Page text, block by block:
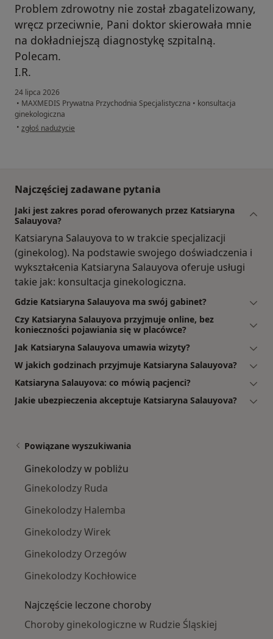
Problem zdrowotny nie został zbagatelizowany,
wręcz przeciwnie, Pani doktor skierowała mnie
na dokładniejszą diagnostykę szpitalną.
Polecam.
I.R.
24 lipca 2026
• MAXMEDIS Prywatna Przychodnia Specjalistyczna • konsultacja
ginekologiczna
• w opinii użytkownika I.R.
zgłoś nadużycie
Najczęściej zadawane pytania
Jaki jest zakres porad oferowanych przez Katsiaryna
Salauyova?
Katsiaryna Salauyova to w trakcie specjalizacji
(ginekolog). Na podstawie swojego doświadczenia i
wykształcenia Katsiaryna Salauyova oferuje usługi
takie jak: konsultacja ginekologiczna.
Gdzie Katsiaryna Salauyova ma swój gabinet?
Czy Katsiaryna Salauyova przyjmuje online, bez
konieczności pojawiania się w placówce?
Jak Katsiaryna Salauyova umawia wizyty?
W jakich godzinach przyjmuje Katsiaryna Salauyova?
Katsiaryna Salauyova: co mówią pacjenci?
Jakie ubezpieczenia akceptuje Katsiaryna Salauyova?
Powiązane wyszukiwania
Ginekolodzy w pobliżu
Ginekolodzy Ruda
Ginekolodzy Halemba
Ginekolodzy Wirek
Ginekolodzy Orzegów
Ginekolodzy Kochłowice
Najczęście leczone choroby
Choroby ginekologiczne w Rudzie Śląskiej